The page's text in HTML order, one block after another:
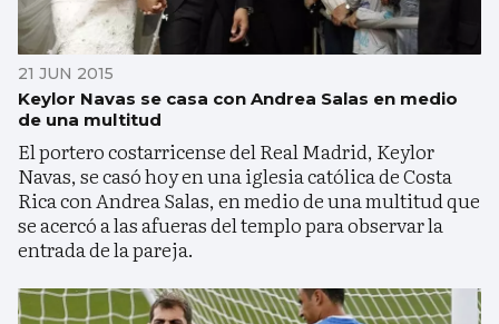
21 JUN 2015
Keylor Navas se casa con Andrea Salas en medio
de una multitud
El portero costarricense del Real Madrid, Keylor
Navas, se casó hoy en una iglesia católica de Costa
Rica con Andrea Salas, en medio de una multitud que
se acercó a las afueras del templo para observar la
entrada de la pareja.